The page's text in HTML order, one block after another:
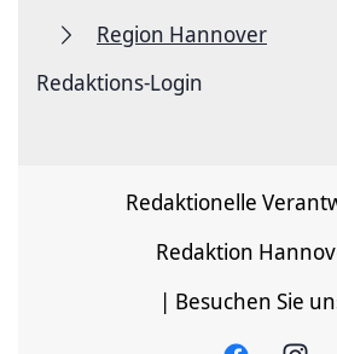
Region Hannover
Redaktions-Login
Redaktionelle
Redaktion
| Besuchen Sie